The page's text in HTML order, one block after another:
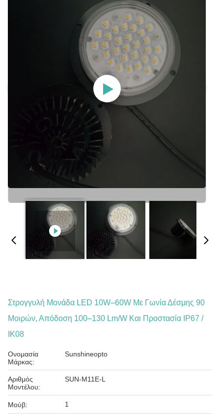
Στρογγυλή Μονάδα LED 10W–60W Με Γωνία Δέσμης 90
Μοιρών, Απόδοση 100–130 Lm/W Και Προστασία IP67 /
IK08
Ονομασία
Μάρκας:
Sunshineopto
Αριθμός
Μοντέλου:
SUN-M11E-L
Μούβ: 1